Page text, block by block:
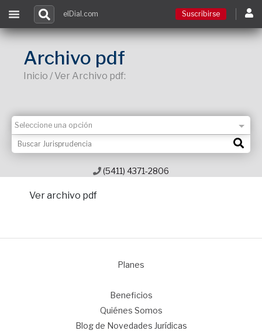
Contacto
elDial.com Suscribirse
Archivo pdf
Inicio / Ver Archivo pdf:
(5411) 4371-2806
Ver archivo pdf
Planes
Beneficios
Quiénes Somos
Blog de Novedades Jurídicas